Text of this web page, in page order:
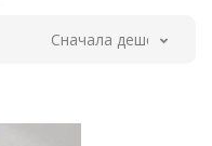
Сначала дешевле